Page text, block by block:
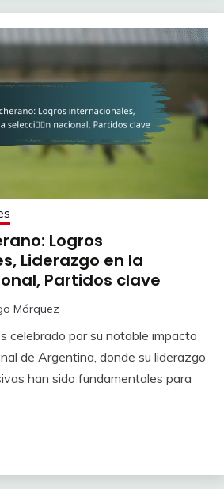
Logros
Liderazgo en la
Partidos clave
Márquez
celebrado por su notable impacto
de Argentina, donde su liderazgo
han sido fundamentales para